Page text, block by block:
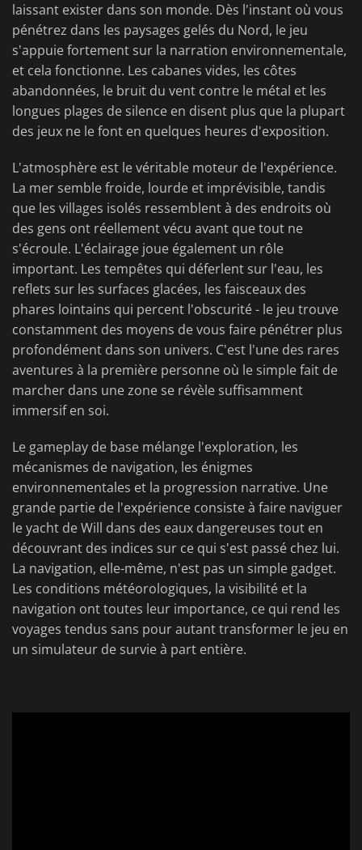
laissant exister dans son monde. Dès l'instant où vous
pénétrez dans les paysages gelés du Nord, le jeu
s'appuie fortement sur la narration environnementale,
et cela fonctionne. Les cabanes vides, les côtes
abandonnées, le bruit du vent contre le métal et les
longues plages de silence en disent plus que la plupart
des jeux ne le font en quelques heures d'exposition.
L'atmosphère est le véritable moteur de l'expérience.
La mer semble froide, lourde et imprévisible, tandis
que les villages isolés ressemblent à des endroits où
des gens ont réellement vécu avant que tout ne
s'écroule. L'éclairage joue également un rôle
important. Les tempêtes qui déferlent sur l'eau, les
reflets sur les surfaces glacées, les faisceaux des
phares lointains qui percent l'obscurité - le jeu trouve
constamment des moyens de vous faire pénétrer plus
profondément dans son univers. C'est l'une des rares
aventures à la première personne où le simple fait de
marcher dans une zone se révèle suffisamment
immersif en soi.
Le gameplay de base mélange l'exploration, les
mécanismes de navigation, les énigmes
environnementales et la progression narrative. Une
grande partie de l'expérience consiste à faire naviguer
le yacht de Will dans des eaux dangereuses tout en
découvrant des indices sur ce qui s'est passé chez lui.
La navigation, elle-même, n'est pas un simple gadget.
Les conditions météorologiques, la visibilité et la
navigation ont toutes leur importance, ce qui rend les
voyages tendus sans pour autant transformer le jeu en
un simulateur de survie à part entière.